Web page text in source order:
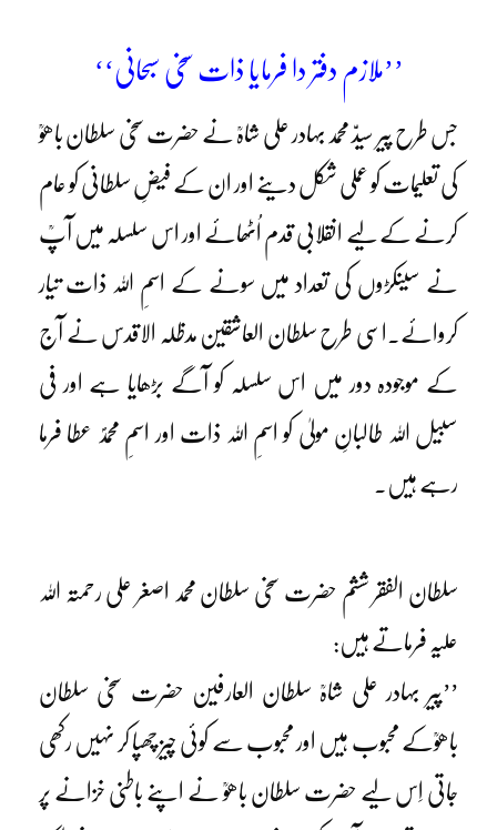
’’ملازم دفتر دا فرمایا ذات سخی سبحانی‘‘
جس طرح پیر سیدّ محمد بہادر علی شاہؒ نے حضرت سخی سلطان باھوؒ
کی تعلیمات کو عملی شکل دینے اور ان کے فیضِ سلطانی کو عام
کرنے کے لیے انقلابی قدم اُٹھائے اور اس سلسلہ میں آپؒ
نے سینکڑوں کی تعداد میں سونے کے اسمِ اللہ ذات تیار
کروائے۔اسی طرح سلطان العاشقین مدظلہ الاقدس نے آج
کے موجودہ دور میں اس سلسلہ کو آگے بڑھایا ہے اور فی
سبیل اللہ طالبانِ مولیٰ کو اسمِ اللہ ذات اور اسمِ محمدؐ عطا فرما
رہے ہیں۔
سلطان الفقر ششم حضرت سخی سلطان محمد اصغر علی رحمتہ اللہ
علیہ فرماتے ہیں:
’’پیر بہادر علی شاہؒ سلطان العارفین حضرت سخی سلطان
باھوؒکے محبوب ہیں اور محبوب سے کوئی چیز چھپا کر نہیں رکھی
جاتی اِس لیے حضرت سلطان باھوؒ نے اپنے باطنی خزانے پر